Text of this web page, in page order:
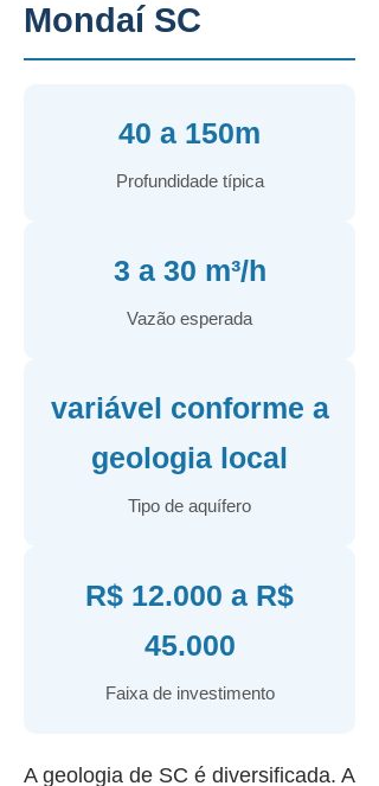
Mondaí SC
40 a 150m
Profundidade típica
3 a 30 m³/h
Vazão esperada
variável conforme a
geologia local
Tipo de aquífero
R$ 12.000 a R$
45.000
Faixa de investimento
A geologia de SC é diversificada. A